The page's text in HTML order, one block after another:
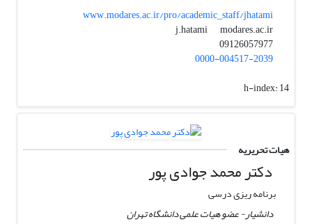
www.modares.ac.ir/pro/academic_staff/jhatami
j.hatami
modares.ac.ir
09126057977
0000-004517-2039
h-index:14
هیات تحریریه
دکتر محمد جوادی پور
برنامه ریزی درسی
دانشیار- عضو هیات علمی دانشگاه تهران